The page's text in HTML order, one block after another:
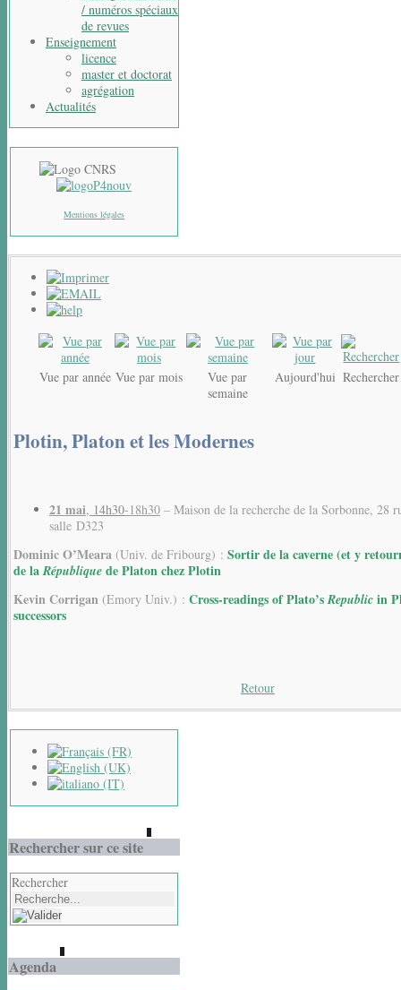
/ numéros spéciaux
de revues
Enseignement
licence
master et doctorat
agrégation
Actualités
Mentions légales
Vue par année Vue par mois
Vue par
semaine
Aujourd'hui Rechercher
Plotin, Platon et les Modernes
21 mai, 14h30-18h30 – Maison de la recherche de la Sorbonne, 28
salle D323
Dominic O’Meara (Univ. de Fribourg) : Sortir de la caverne (et y
de laRépublique de Platon chez Plotin
Kevin Corrigan (Emory Univ.) : Cross-readings of Plato’sRepublic in
successors
Retour
Rechercher sur ce site
Rechercher
Agenda